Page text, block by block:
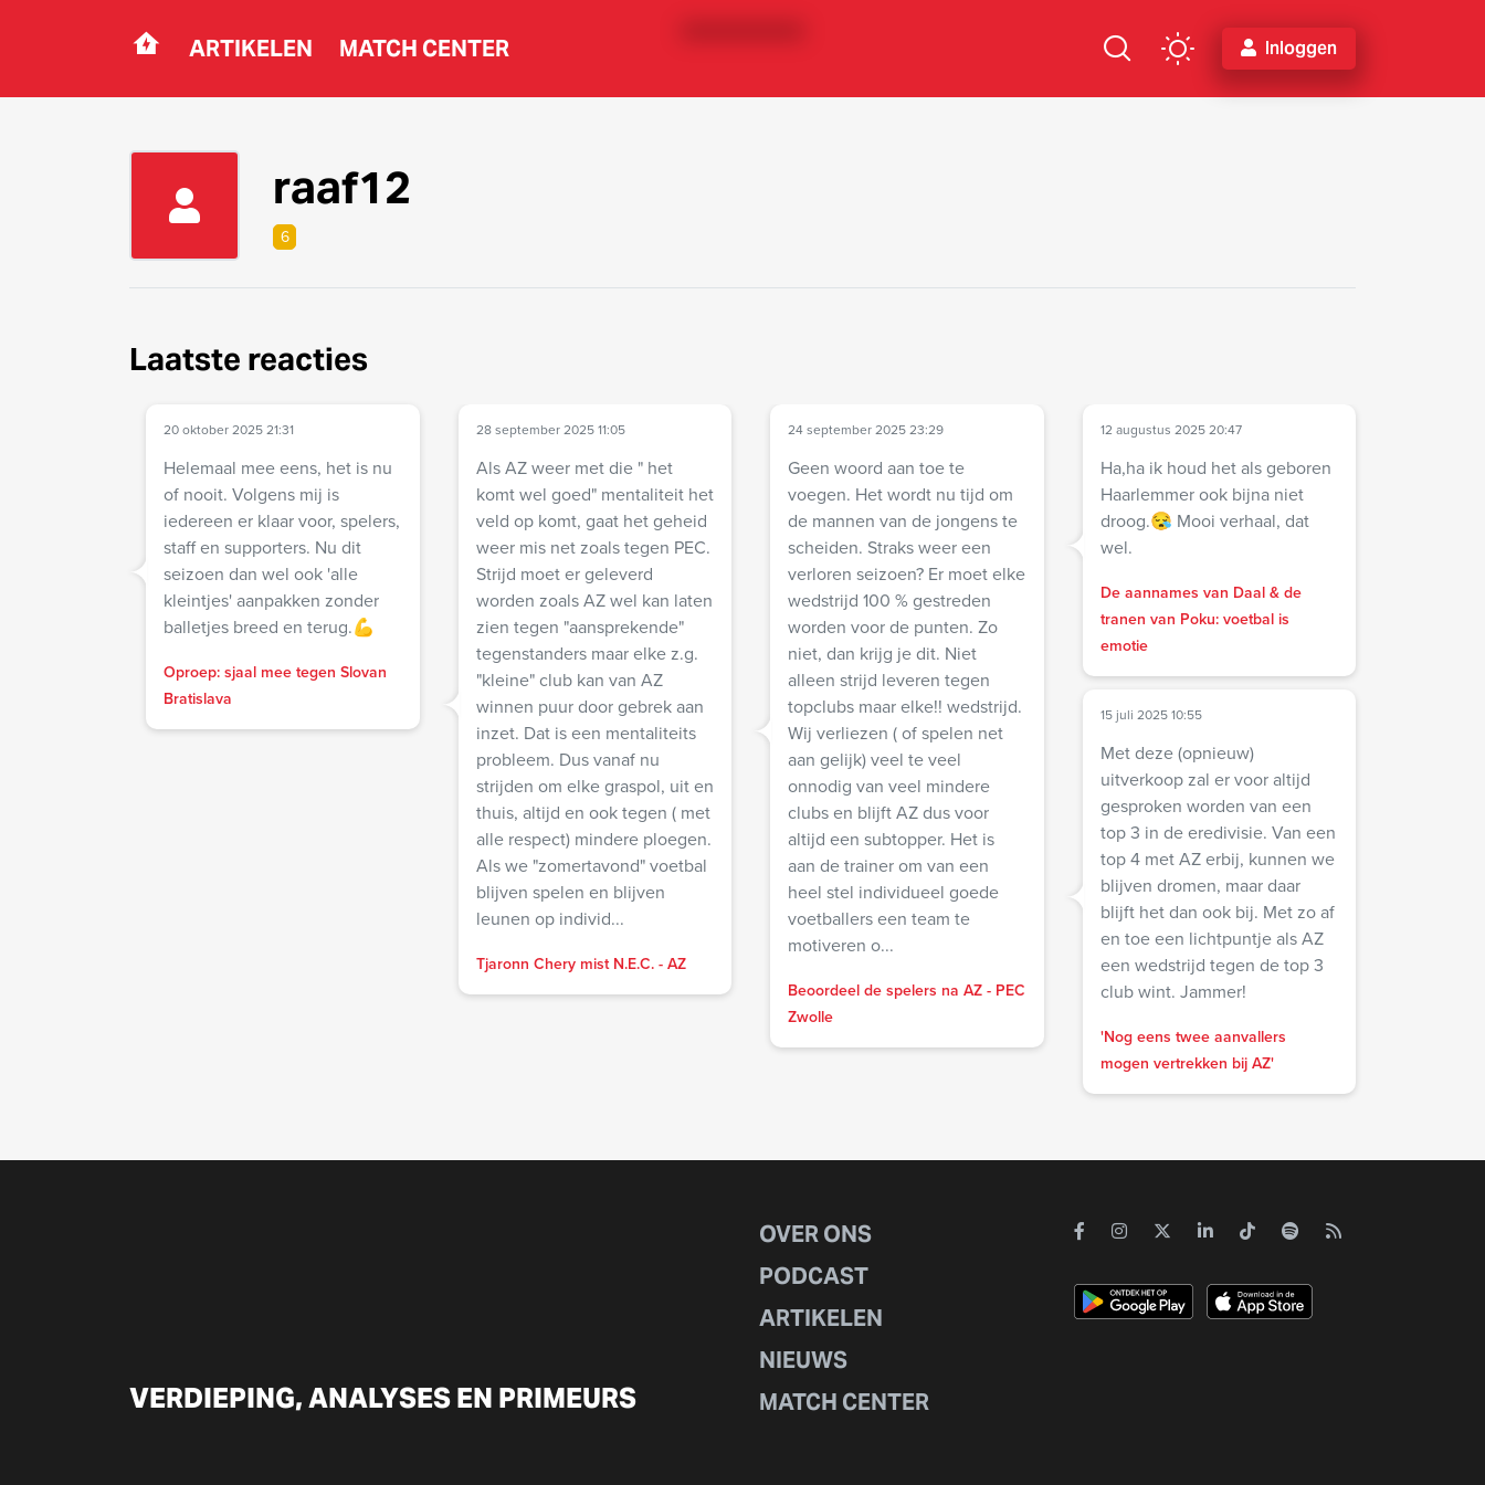
Navigation ARTIKELEN MATCH CENTER Inloggen
raaf12
6
Laatste reacties
20 oktober 2025 21:31
Helemaal mee eens, het is nu
of nooit. Volgens mij is
iedereen er klaar voor, spelers,
staff en supporters. Nu dit
seizoen dan wel ook 'alle
kleintjes' aanpakken zonder
balletjes breed en terug.💪
Oproep: sjaal mee tegen Slovan
Bratislava
28 september 2025 11:05
Als AZ weer met die " het
komt wel goed" mentaliteit het
veld op komt, gaat het geheid
weer mis net zoals tegen PEC.
Strijd moet er geleverd
worden zoals AZ wel kan laten
zien tegen "aansprekende"
tegenstanders maar elke z.g.
"kleine" club kan van AZ
winnen puur door gebrek aan
inzet. Dat is een mentaliteits
probleem. Dus vanaf nu
strijden om elke graspol, uit en
thuis, altijd en ook tegen ( met
alle respect) mindere ploegen.
Als we "zomertavond" voetbal
blijven spelen en blijven
leunen op individ...
Tjaronn Chery mist N.E.C. - AZ
24 september 2025 23:29
Geen woord aan toe te
voegen. Het wordt nu tijd om
de mannen van de jongens te
scheiden. Straks weer een
verloren seizoen? Er moet elke
wedstrijd 100 % gestreden
worden voor de punten. Zo
niet, dan krijg je dit. Niet
alleen strijd leveren tegen
topclubs maar elke!! wedstrijd.
Wij verliezen ( of spelen net
aan gelijk) veel te veel
onnodig van veel mindere
clubs en blijft AZ dus voor
altijd een subtopper. Het is
aan de trainer om van een
heel stel individueel goede
voetballers een team te
motiveren o...
Beoordeel de spelers na AZ - PEC
Zwolle
12 augustus 2025 20:47
Ha,ha ik houd het als geboren
Haarlemmer ook bijna niet
droog.😪 Mooi verhaal, dat
wel.
De aannames van Daal & de
tranen van Poku: voetbal is
emotie
15 juli 2025 10:55
Met deze (opnieuw)
uitverkoop zal er voor altijd
gesproken worden van een
top 3 in de eredivisie. Van een
top 4 met AZ erbij, kunnen we
blijven dromen, maar daar
blijft het dan ook bij. Met zo af
en toe een lichtpuntje als AZ
een wedstrijd tegen de top 3
club wint. Jammer!
'Nog eens twee aanvallers
mogen vertrekken bij AZ'
VERDIEPING, ANALYSES EN PRIMEURS
OVER ONS
PODCAST
ARTIKELEN
NIEUWS
MATCH CENTER